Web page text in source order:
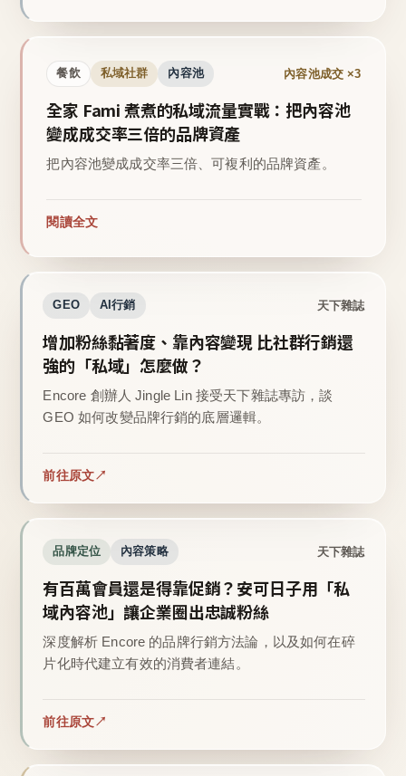
餐飲 私域社群 內容池 內容池成交 ×3
全家 Fami 煮煮的私域流量實戰：把內容池
變成成交率三倍的品牌資產
把內容池變成成交率三倍、可複利的品牌資產。
閱讀全文
GEO AI行銷 天下雜誌
增加粉絲黏著度、靠內容變現 比社群行銷還
強的「私域」怎麼做？
Encore 創辦人 Jingle Lin 接受天下雜誌專訪，談
GEO 如何改變品牌行銷的底層邏輯。
前往原文
品牌定位 內容策略 天下雜誌
有百萬會員還是得靠促銷？安可日子用「私
域內容池」讓企業圈出忠誠粉絲
深度解析 Encore 的品牌行銷方法論，以及如何在碎
片化時代建立有效的消費者連結。
前往原文